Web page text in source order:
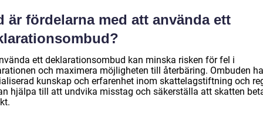
är fördelarna med att använda ett
ett deklarationsombud kan minska risken för fel i
och maximera möjligheten till återbäring. Ombuden
kunskap och erfarenhet inom skattelagstiftning och
hjälpa till att undvika misstag och säkerställa att skatten